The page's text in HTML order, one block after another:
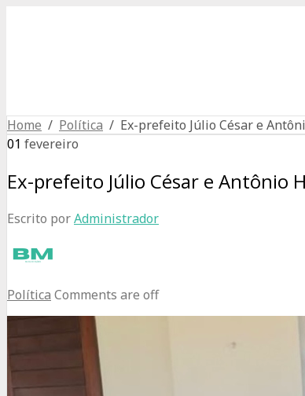
Home / Política / Ex-prefeito Júlio César e
01 fevereiro
Ex-prefeito Júlio César e Antônio
Escrito porAdministrador
Política Comments are off